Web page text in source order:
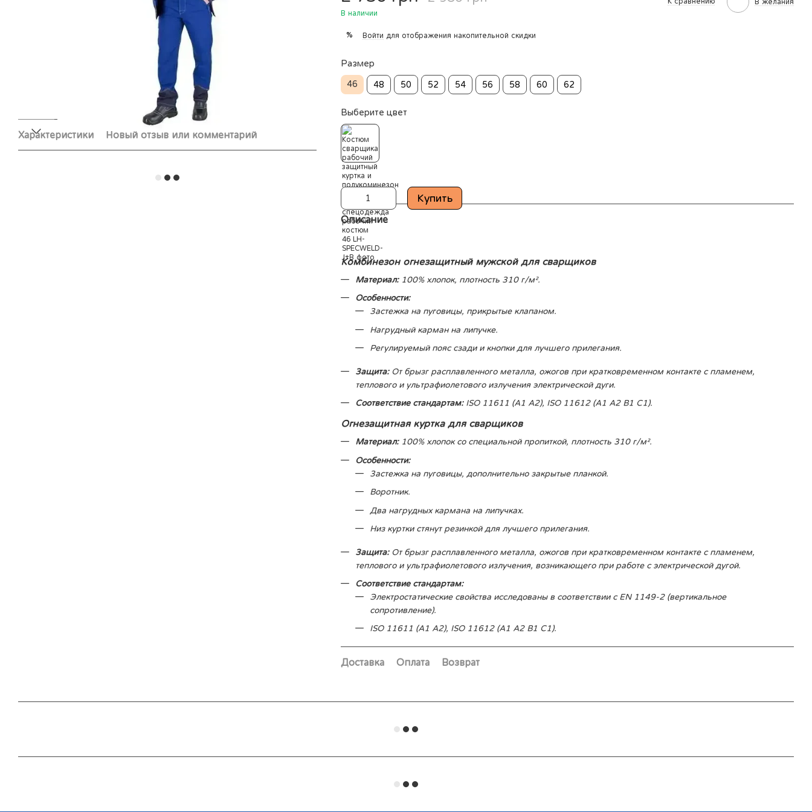
Характеристики Новый отзыв или комментарий
В наличии
% Войти для отображения накопительной скидки
Размер
46 48 50 52 54 56 58 60 62
Выберите цвет
Купить
Описание
Комбинезон огнезащитный мужской для сварщиков
Материал:100% хлопок, плотность 310 г/м².
Особенности:
Застежка на пуговицы, прикрытые клапаном.
Нагрудный карман на липучке.
Регулируемый пояс сзади и кнопки для лучшего прилегания.
Защита:От брызг расплавленного металла, ожогов при кратковременном контакте с пламенем,
теплового и ультрафиолетового излучения электрической дуги.
Соответствие стандартам:ISO 11611 (A1 A2), ISO 11612 (A1 A2 B1 C1).
Огнезащитная куртка для сварщиков
Материал:100% хлопок со специальной пропиткой, плотность 310 г/м².
Особенности:
Застежка на пуговицы, дополнительно закрытые планкой.
Воротник.
Два нагрудных кармана на липучках.
Низ куртки стянут резинкой для лучшего прилегания.
Защита:От брызг расплавленного металла, ожогов при кратковременном контакте с пламенем,
теплового и ультрафиолетового излучения, возникающего при работе с электрической дугой.
Соответствие стандартам:
Электростатические свойства исследованы в соответствии с EN 1149-2 (вертикальное
сопротивление).
ISO 11611 (A1 A2), ISO 11612 (A1 A2 B1 C1).
Доставка Оплата Возврат